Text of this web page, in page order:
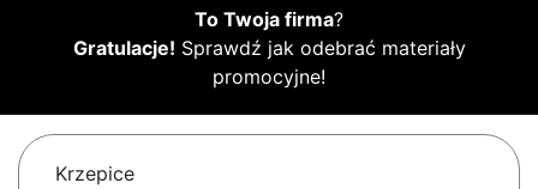
To Twoja firma?
Gratulacje! Sprawdź jak odebrać materiały
promocyjne!
Krzepice